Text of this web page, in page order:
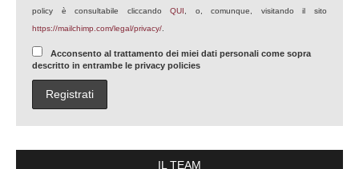
policy è consultabile cliccandoQUI
, o, comunque, visitando il sito
https://mailchimp.com/legal/privacy/
Acconsento al trattamento dei miei dati personali come sopra
descritto in entrambe le privacy policies
IL TEAM